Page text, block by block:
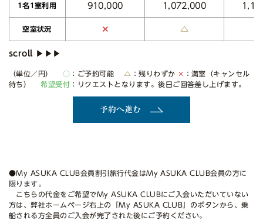
1名1室利用 910,000 1,072,000
空室状況 ✕ △
（単位／円） ○ ：ご予約可能 △ ：残りわずか ✕ ：満室（キャンセル
待ち）希望受付 ：リクエストとなります。後日ご回答差し上げます。
予約へ進む
●My ASUKA CLUB会員割引旅行代金はMy ASUKA CLUB会員の方に
限ります。
こちらの代金をご希望でMy ASUKA CLUBにご入会いただいていない
方は、弊社ホームページ右上の「My ASUKA CLUB」のボタンから、乗
船される方全員のご入会が完了された後にご予約ください。